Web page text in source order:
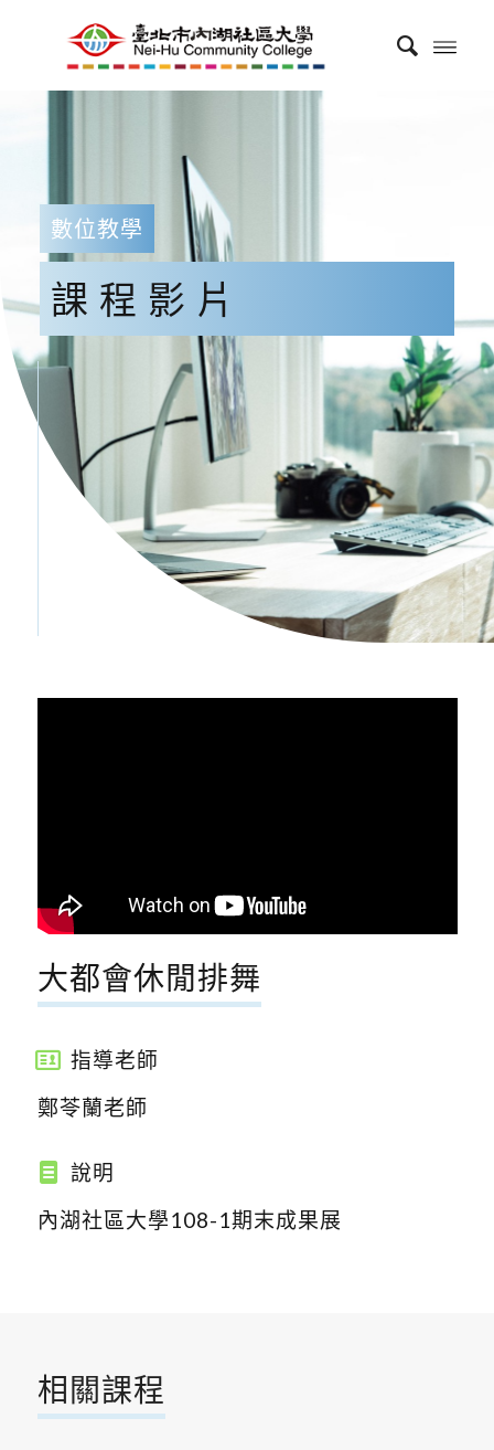
數位教學
課程影片
大都會休閒排舞
指導老師
鄭苓蘭老師
說明
內湖社區大學108-1期末成果展
相關課程